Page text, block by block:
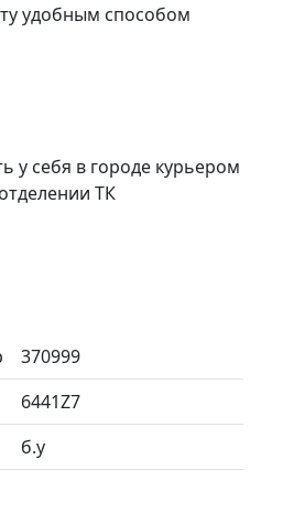
удобным способом
у себя в городе курьером
ТК
370999
6441Z7
б.у